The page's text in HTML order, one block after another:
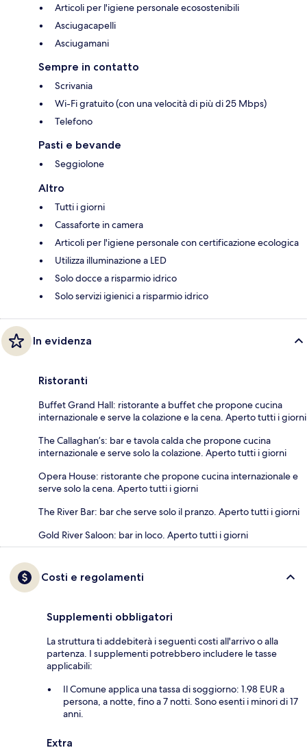
Articoli per l'igiene personale ecosostenibili
Asciugacapelli
Asciugamani
Sempre in contatto
Scrivania
Wi-Fi gratuito (con una velocità di più di 25 Mbps)
Telefono
Pasti e bevande
Seggiolone
Altro
Tutti i giorni
Cassaforte in camera
Articoli per l'igiene personale con certificazione ecologica
Utilizza illuminazione a LED
Solo docce a risparmio idrico
Solo servizi igienici a risparmio idrico
In evidenza
Ristoranti
Buffet Grand Hall: ristorante a buffet che propone cucina
internazionale e serve la colazione e la cena. Aperto tutti i giorni
The Callaghan’s: bar e tavola calda che propone cucina
internazionale e serve solo la colazione. Aperto tutti i giorni
Opera House: ristorante che propone cucina internazionale e
serve solo la cena. Aperto tutti i giorni
The River Bar: bar che serve solo il pranzo. Aperto tutti i giorni
Gold River Saloon: bar in loco. Aperto tutti i giorni
Costi e regolamenti
Supplementi obbligatori
La struttura ti addebiterà i seguenti costi all'arrivo o alla
partenza. I supplementi potrebbero includere le tasse
applicabili:
Il Comune applica una tassa di soggiorno: 1.98 EUR a
persona, a notte, fino a 7 notti. Sono esenti i minori di 17
anni.
Extra